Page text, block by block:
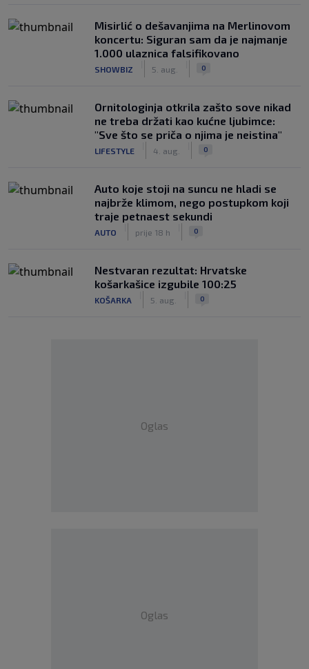
Misirlić o dešavanjima na Merlinovom
koncertu: Siguran sam da je najmanje
1.000 ulaznica falsifikovano
SHOWBIZ 5. aug. 0
Ornitologinja otkrila zašto sove nikad
ne treba držati kao kućne ljubimce:
"Sve što se priča o njima je neistina"
LIFESTYLE 4. aug. 0
Auto koje stoji na suncu ne hladi se
najbrže klimom, nego postupkom koji
traje petnaest sekundi
AUTO prije 18 h 0
Nestvaran rezultat: Hrvatske
košarkašice izgubile 100:25
KOŠARKA 5. aug. 0
Oglas
Oglas